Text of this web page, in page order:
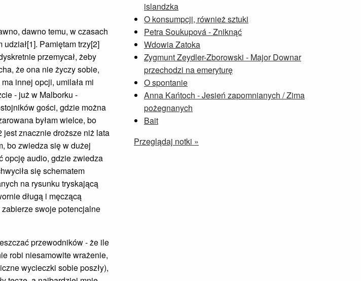
dawno temu, w czasach
Pamiętam trzy[2]
przemycał, żeby
że ona nie życzy sobie,
innej opcji, umilała mi
- już w Malborku -
gości, gdzie można
byłam wielce, bo
znacznie droższe niż lata
bo zwiedza się w dużej
opcję audio, gdzie zwiedza
się schematem
na rysunku tryskającą
długą i męczącą
swoje potencjalne
przewodników - że ile
robi niesamowite wrażenie,
wycieczki sobie poszły),
islandzka
O konsumpcji, również sztuki
Petra Soukupová - Zniknąć
Wdowia Zatoka
Zygmunt Zeydler-Zborowski - Major Downar
przechodzi na emeryturę
O spontanie
Anna Kańtoch - Jesień zapomnianych / Zima
pożegnanych
Bait
Przeglądaj notki »